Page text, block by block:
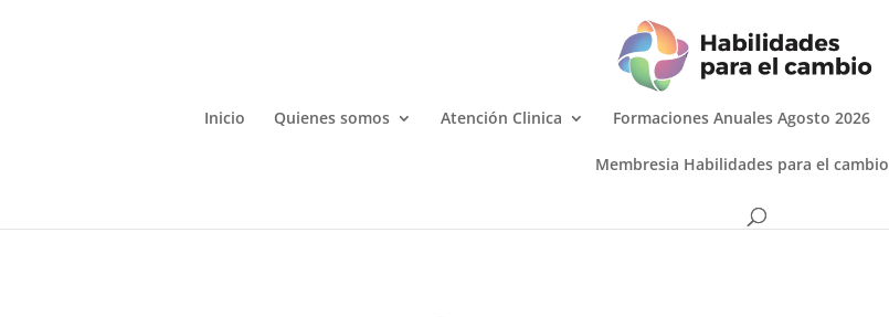
Inicio Quienes somos Atención Clinica Formaciones Anuales Agosto 2026
Membresia Habilidades para el cambio